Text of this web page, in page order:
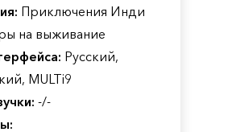
Приключения Инди
на выживание
Русский,
MULTi9
-/-